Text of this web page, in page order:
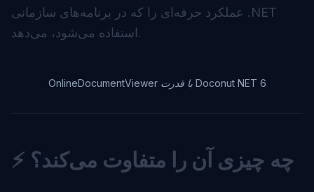
عملکرد حرفه‌ای را که در برنامه‌های سازمانی .NET
استفاده می‌شود، می‌دهد.
OnlineDocumentViewer با قدرت Doconut NET 6
⚡ چه چیزی آن را متفاوت می‌کند؟